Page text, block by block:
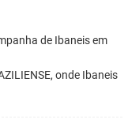
de Ibaneis em
onde Ibaneis